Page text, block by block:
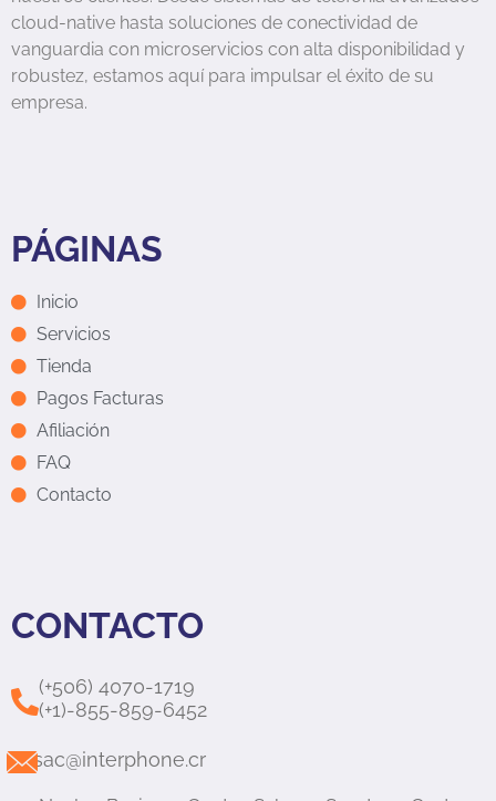
cloud-native hasta soluciones de conectividad de
vanguardia con microservicios con alta disponibilidad y
robustez, estamos aquí para impulsar el éxito de su
empresa.
PÁGINAS
Inicio
Servicios
Tienda
Pagos Facturas
Afiliación
FAQ
Contacto
CONTACTO
(+506) 4070-1719
(+1)-855-859-6452
sac@interphone.cr